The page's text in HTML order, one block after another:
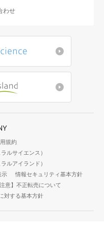
わせ
規約
ルサイエンス）
ルアイランド）
示
情報セキュリティ基本方針
注意】不正転売について
対する基本方針